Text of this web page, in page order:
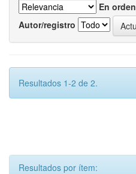
En orden
Autor/registro
Resultados 1-2 de 2.
Resultados por ítem: